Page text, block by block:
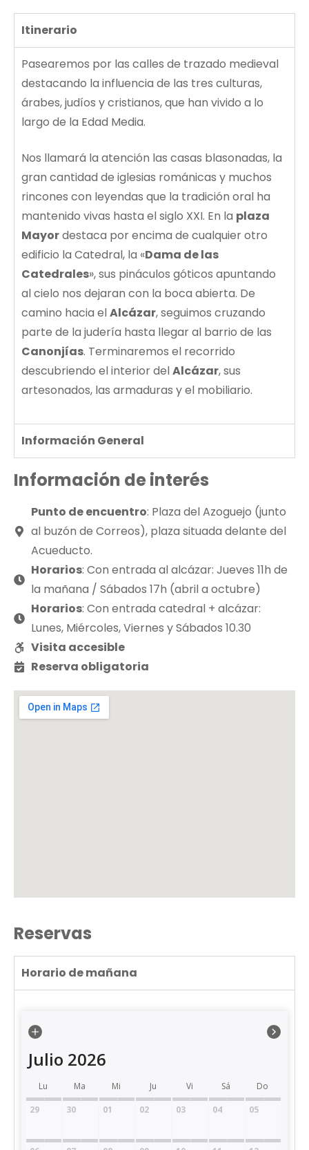
Itinerario
Pasearemos por las calles de trazado medieval
destacando la influencia de las tres culturas,
árabes, judíos y cristianos, que han vivido a lo
largo de la Edad Media.
Nos llamará la atención las casas blasonadas, la
gran cantidad de iglesias románicas y muchos
rincones con leyendas que la tradición oral ha
mantenido vivas hasta el siglo XXI. En la plaza
Mayordestaca por encima de cualquier otro
edificio la Catedral, la «Dama de las
Catedrales», sus pináculos góticos apuntando
al cielo nos dejaran con la boca abierta. De
camino hacia elAlcázar, seguimos cruzando
parte de la judería hasta llegar al barrio de las
Canonjías. Terminaremos el recorrido
descubriendo el interior delAlcázar, sus
artesonados, las armaduras y el mobiliario.
Información General
Información de interés
Punto de encuentro: Plaza del Azoguejo (junto
al buzón de Correos), plaza situada delante del
Acueducto.
Horarios: Con entrada al alcázar: Jueves 11h de
la mañana / Sábados 17h (abril a octubre)
Horarios: Con entrada catedral + alcázar:
Lunes, Miércoles, Viernes y Sábados 10.30
Visita accesible
Reserva obligatoria
Reservas
Horario de mañana
Julio 2026
Lu Ma Mi Ju Vi Sá
Do
29
30 01 02 03 04 05